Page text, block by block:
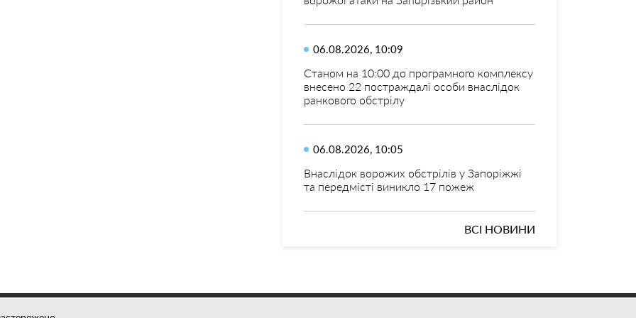
06.08.2026, 10:09
Станом на 10:00 до програмного комплексу
внесено 22 постраждалі особи внаслідок
ранкового обстрілу
06.08.2026, 10:05
Внаслідок ворожих обстрілів у Запоріжжі
та передмісті виникло 17 пожеж
ВСІ НОВИНИ